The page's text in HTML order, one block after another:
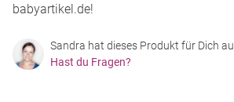
babyartikel.de!
Sandra hat dieses Produkt für Dich
Hast du Fragen?